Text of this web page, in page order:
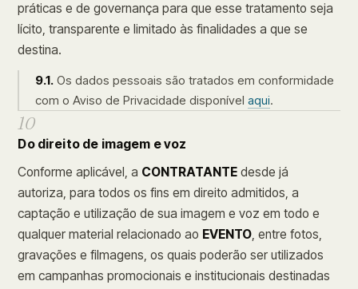
práticas e de governança para que esse tratamento seja
lícito, transparente e limitado às finalidades a que se
destina.
9.1. Os dados pessoais são tratados em conformidade
com o Aviso de Privacidade disponívelaqui.
10
Do direito de imagem e voz
Conforme aplicável, a CONTRATANTE desde já
autoriza, para todos os fins em direito admitidos, a
captação e utilização de sua imagem e voz em todo e
qualquer material relacionado ao EVENTO, entre fotos,
gravações e filmagens, os quais poderão ser utilizados
em campanhas promocionais e institucionais destinadas